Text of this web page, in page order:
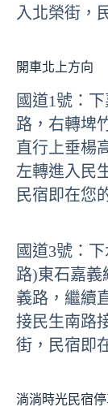
入北榮街，
開車北上方向
國道1號：
路，右轉埤
直行上垂楊
左轉進入民
民宿即在您
國道3號：
路)東石嘉義
義路，繼續
接民生南路
街，民宿即
淌淌時光民宿